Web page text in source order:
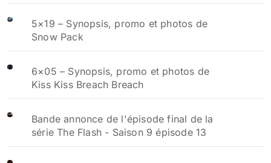
5×19 – Synopsis, promo et photos de
Snow Pack
6×05 – Synopsis, promo et photos de
Kiss Kiss Breach Breach
Bande annonce de l'épisode final de la
série The Flash - Saison 9 épisode 13